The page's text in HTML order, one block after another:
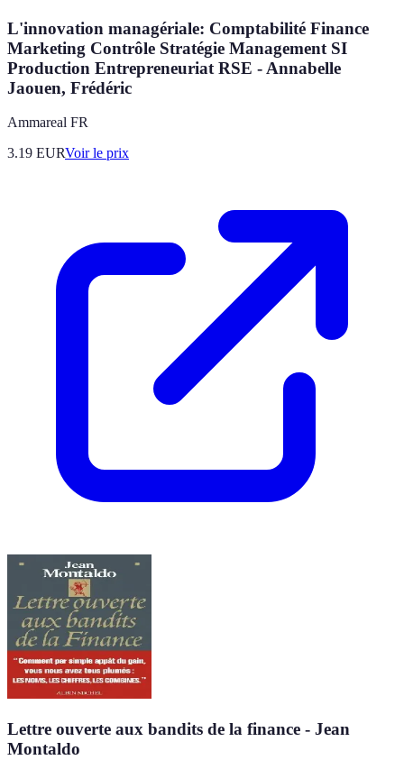
L'innovation managériale: Comptabilité Finance
Marketing Contrôle Stratégie Management SI
Production Entrepreneuriat RSE - Annabelle
Jaouen, Frédéric
Ammareal FR
3.19 EURVoir le prix
Lettre ouverte aux bandits de la finance - Jean
Montaldo